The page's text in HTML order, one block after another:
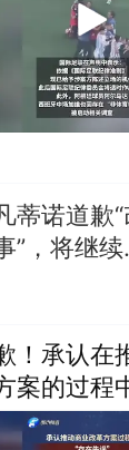
蒂诺道歉“
”，将继续
！承认在
案的过程